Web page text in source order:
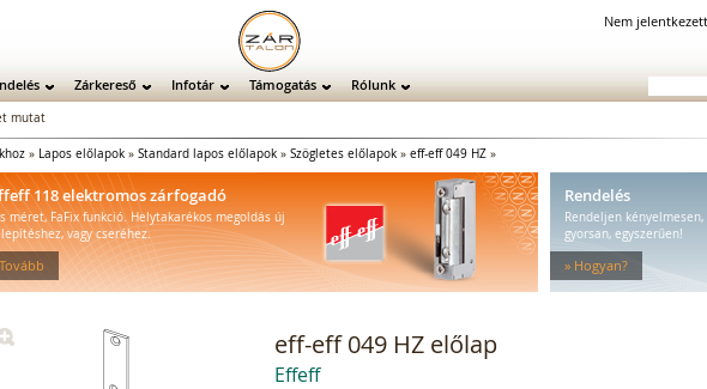
Nem
Zárkereső Infotár Támogatás Rólunk
mutat
» Lapos előlapok » Standard lapos előlapok » Szögletes előlapok » eff-eff 049 HZ »
118 elektromos zárfogadó
méret, FaFix funkció. Helytakarékos megoldás új
vagy cseréhez.
Rendelés
Rendeljen kényelmesen,
gyorsan, egyszerűen!
» Hogyan?
eff-eff 049 HZ előlap
Effeff